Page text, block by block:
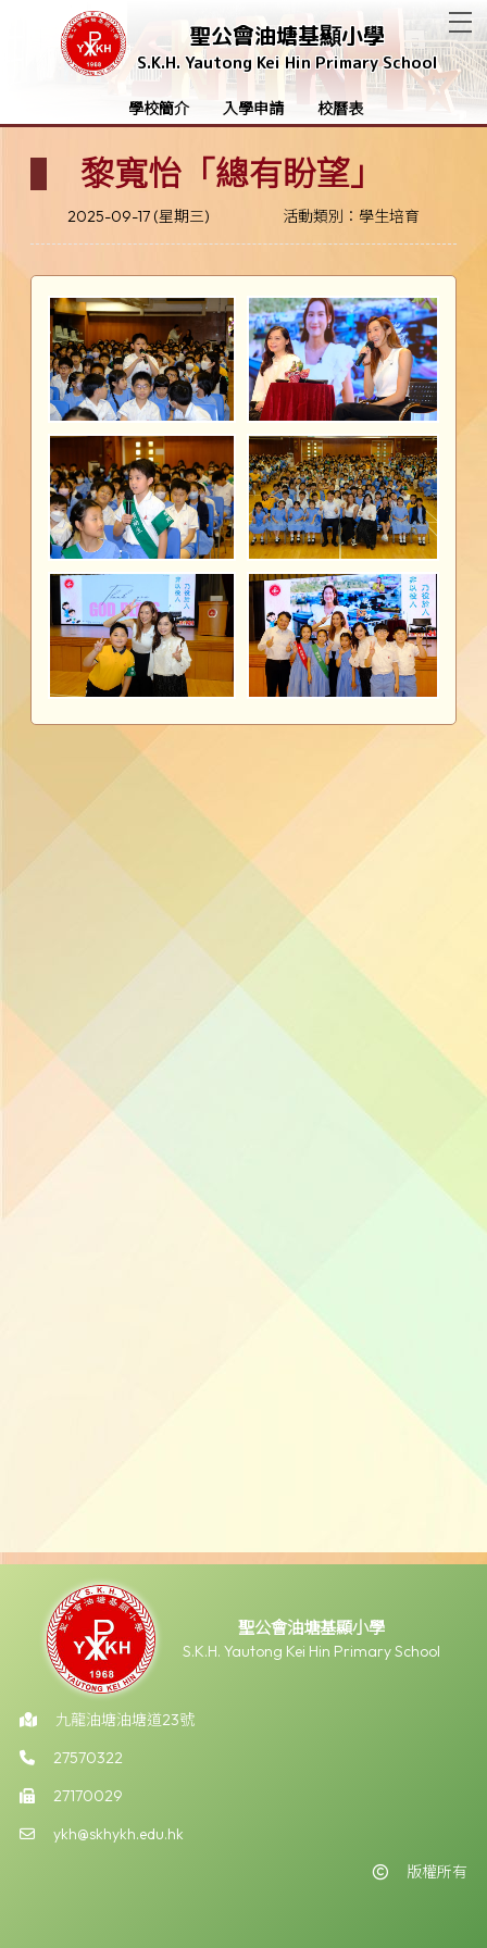
聖公會油塘基顯小學
S.K.H. Yautong Kei Hin Primary School
學校簡介 入學申請 校曆表
黎寬怡「總有盼望」
2025-09-17 (星期三) 活動類別：學生培育
聖公會油塘基顯小學
S.K.H. Yautong Kei Hin Primary School
九龍油塘油塘道23號
27570322
27170029
ykh@skhykh.edu.hk
版權所有